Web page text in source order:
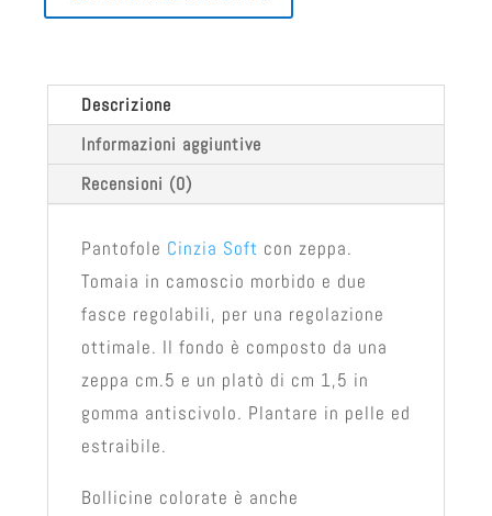
Descrizione
Informazioni aggiuntive
Recensioni (0)
Pantofole Cinzia Soft con zeppa.
Tomaia in camoscio morbido e due
fasce regolabili, per una regolazione
ottimale. Il fondo è composto da una
zeppa cm.5 e un platò di cm 1,5 in
gomma antiscivolo. Plantare in pelle ed
estraibile.
Bollicine colorate è anche